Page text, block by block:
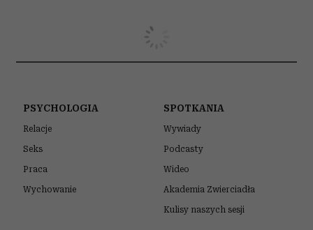
Zbigniewie Mikołejce w 75. rocznicę
jego urodzin
KONRAD WOJTYŁA 24 LIPCA 2026